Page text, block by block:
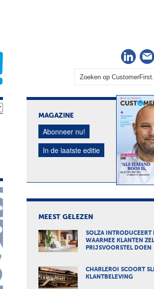
MAGAZINE
Abonneer nu!
In de laatste editie
MEEST GELEZEN
SOLZA INTRODUCEERT
WAARMEE KLANTEN
PRIJSVOORSTEL DOEN
CHARLEROI SCOORT
KLANTBELEVING